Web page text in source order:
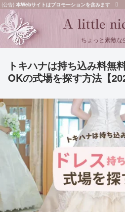
(公告) 本Webサイトはプロモーションを含みます
ちょっと素敵な
トキハナは持ち込み料無
OKの式場を探す方法【